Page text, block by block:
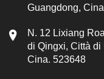
Guangdong,
N. 12 Lixiang
di Qingxi, Città
Cina. 523648